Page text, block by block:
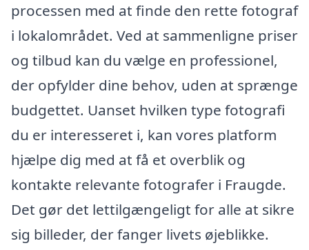
processen med at finde den rette fotograf
i lokalområdet. Ved at sammenligne priser
og tilbud kan du vælge en professionel,
der opfylder dine behov, uden at sprænge
budgettet. Uanset hvilken type fotografi
du er interesseret i, kan vores platform
hjælpe dig med at få et overblik og
kontakte relevante fotografer i Fraugde.
Det gør det lettilgængeligt for alle at sikre
sig billeder, der fanger livets øjeblikke.